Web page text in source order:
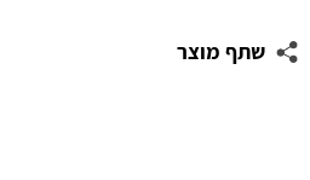
שתף מוצר